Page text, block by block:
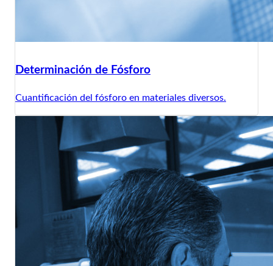
Determinación de Fósforo
Cuantificación del fósforo en materiales diversos.